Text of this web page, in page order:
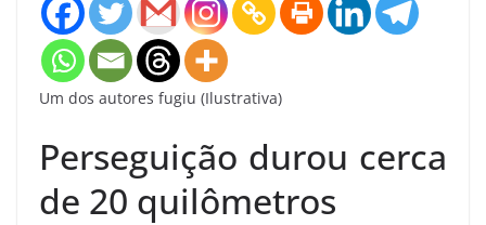
Um dos autores fugiu (Ilustrativa)
Perseguição durou cerca
de 20 quilômetros